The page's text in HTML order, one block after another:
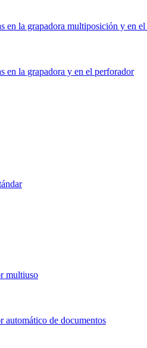
en la grapadora multiposición y en
en la grapadora y en el perforador
multiuso
automático de documentos